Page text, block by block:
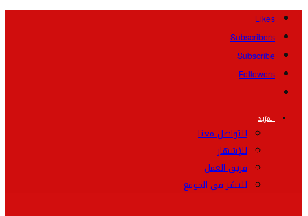
Likes
Subscribers
Subscribe
Followers
المزيد
للتواصل معنا
للإشهار
فريق العمل
للنشر في الموقع